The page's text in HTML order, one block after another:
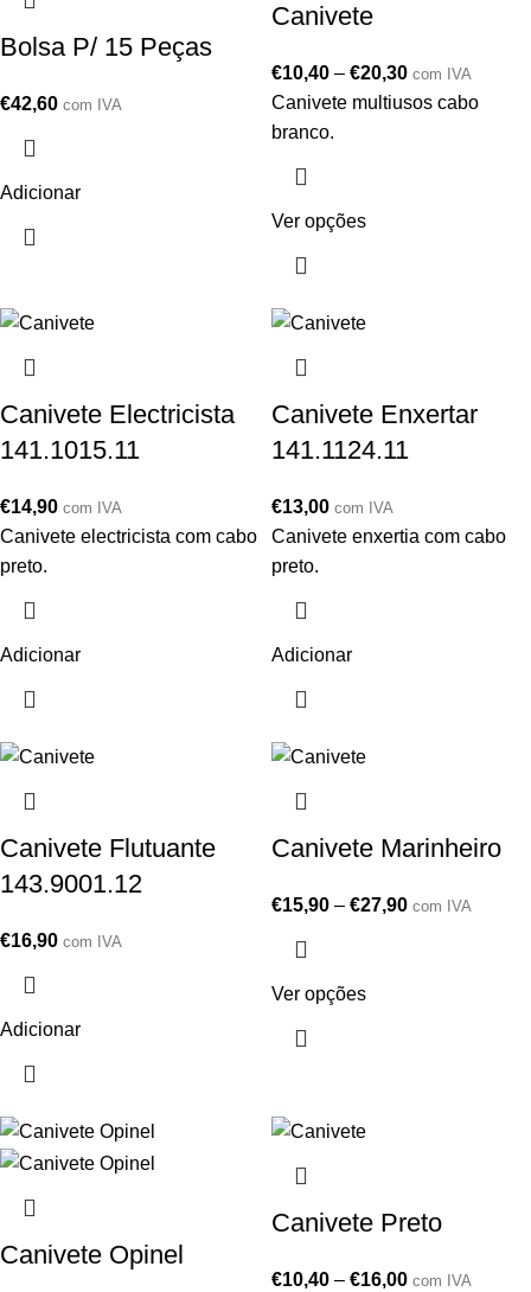
Bolsa P/ 15 Peças
€42,60 com IVA
Adicionar
Canivete
€10,40 – €20,30 com IVA
Canivete multiusos cabo
branco.
Ver opções
Canivete Electricista
141.1015.11
€14,90 com IVA
Canivete electricista com cabo
preto.
Adicionar
Canivete Enxertar
141.1124.11
€13,00 com IVA
Canivete enxertia com cabo
preto.
Adicionar
Canivete Flutuante
143.9001.12
€16,90 com IVA
Adicionar
Canivete Marinheiro
€15,90 – €27,90 com IVA
Ver opções
Canivete Opinel
Canivete Preto
€10,40 – €16,00 com IVA